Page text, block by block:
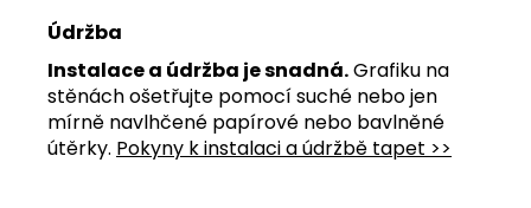
Údržba
Instalace a údržba je snadná.Grafiku na
stěnách ošetřujte pomocí suché nebo jen
mírně navlhčené papírové nebo bavlněné
útěrky. Pokyny k instalaci a údržbě tapet >>